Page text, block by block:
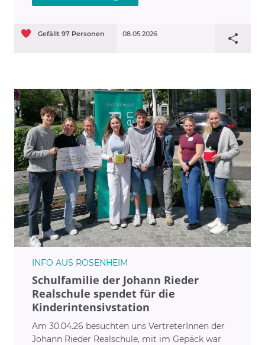
08.05.2026
Gefällt 97 Personen
INFO AUS ROSENHEIM
Schulfamilie der Johann Rieder
Realschule spendet für die
Kinderintensivstation
Am 30.04.26 besuchten uns VertreterInnen der
Johann Rieder Realschule, mit im Gepäck war